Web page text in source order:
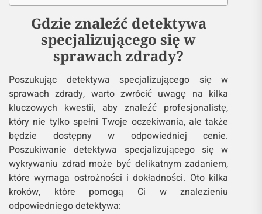
Gdzie znaleźć detektywa
specjalizującego się w
sprawach zdrady?
Poszukując detektywa specjalizującego się w
sprawach zdrady, warto zwrócić uwagę na kilka
kluczowych kwestii, aby znaleźć profesjonalistę,
który nie tylko spełni Twoje oczekiwania, ale także
będzie dostępny w odpowiedniej cenie.
Poszukiwanie detektywa specjalizującego się w
wykrywaniu zdrad może być delikatnym zadaniem,
które wymaga ostrożności i dokładności. Oto kilka
kroków, które pomogą Ci w znalezieniu
odpowiedniego detektywa: